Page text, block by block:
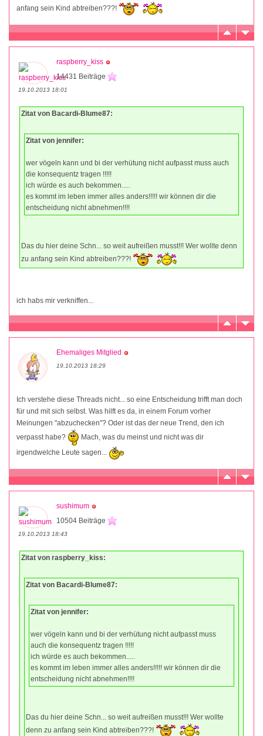
anfang sein Kind abtreiben???!
raspberry_kiss
14431 Beiträge
19.10.2013 18:01
Zitat von Bacardi-Blume87:
Zitat von jennifer:
wer vögeln kann und bi der verhütung nicht aufpasst muss auch
die konsequentz tragen !!!!!
ich würde es auch bekommen.....
es kommt im leben immer alles anders!!!!! wir können dir die
entscheidung nicht abnehmen!!!!
Das du hier deine Schn... so weit aufreißen musst!!! Wer wollte denn
zu anfang sein Kind abtreiben???!
ich habs mir verkniffen...
Ehemaliges Mitglied
19.10.2013 18:29
Ich verstehe diese Threads nicht... so eine Entscheidung trifft man doch
für und mit sich selbst. Was hilft es da, in einem Forum vorher
Meinungen "abzuchecken"? Oder ist das der neue Trend, den ich
verpasst habe?
Mach, was du meinst und nicht was dir
irgendwelche Leute sagen...
sushimum
10504 Beiträge
19.10.2013 18:43
Zitat von raspberry_kiss:
Zitat von Bacardi-Blume87:
Zitat von jennifer:
wer vögeln kann und bi der verhütung nicht aufpasst muss
auch die konsequentz tragen !!!!!
ich würde es auch bekommen.....
es kommt im leben immer alles anders!!!!! wir können dir die
entscheidung nicht abnehmen!!!!
Das du hier deine Schn... so weit aufreißen musst!!! Wer wollte
denn zu anfang sein Kind abtreiben???!